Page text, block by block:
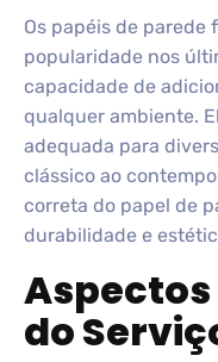
Os papéis de parede
popularidade nos
capacidade de
qualquer ambiente.
adequada para
clássico ao
correta do papel de
durabilidade e
do